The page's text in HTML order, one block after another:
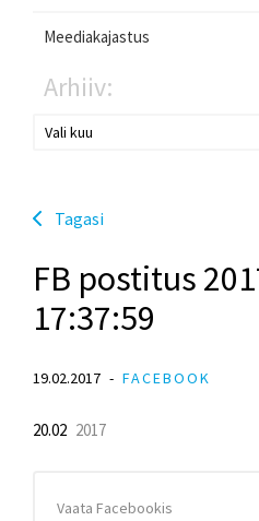
Meediakajastus
Arhiiv:
Tagasi
FB postitus
17:37:59
19.02.2017 FACEBOOK
20.02 2017
Vaata Facebookis